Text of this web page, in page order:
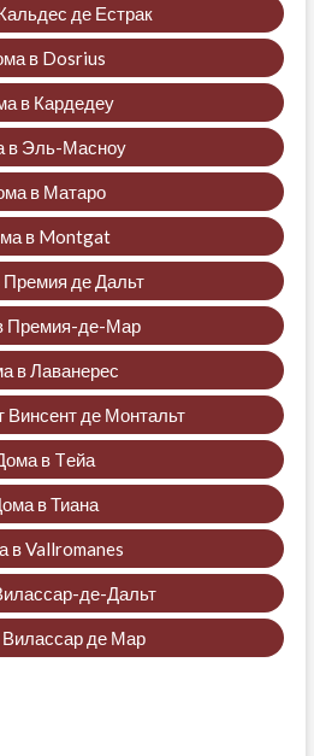
де Естрак
в Dosrius
в Кардедеу
в Эль-Масноу
в Матаро
в Montgat
де Дальт
Премия-де-Мар
в Лаванерес
Винсент де Монтальт
в Tейа
в Тиана
в Vallromanes
де-Дальт
де Мар